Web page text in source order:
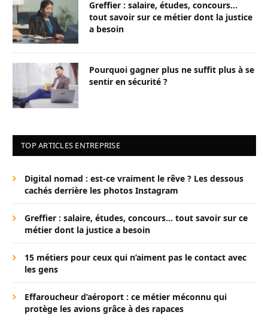
Greffier : salaire, études, concours…
tout savoir sur ce métier dont la justice
a besoin
Pourquoi gagner plus ne suffit plus à se
sentir en sécurité ?
TOP ARTICLES ENTREPRISE
Digital nomad : est-ce vraiment le rêve ? Les dessous
cachés derrière les photos Instagram
Greffier : salaire, études, concours… tout savoir sur ce
métier dont la justice a besoin
15 métiers pour ceux qui n’aiment pas le contact avec
les gens
Effaroucheur d’aéroport : ce métier méconnu qui
protège les avions grâce à des rapaces